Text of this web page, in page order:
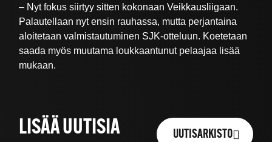
– Nyt fokus siirtyy sitten kokonaan Veikkausliigaan.
Palautellaan nyt ensin rauhassa, mutta perjantaina
aloitetaan valmistautuminen SJK-otteluun. Koetetaan
saada myös muutama loukkaantunut pelaajaa lisää
mukaan.
LISÄÄ UUTISIA UUTISARKISTO